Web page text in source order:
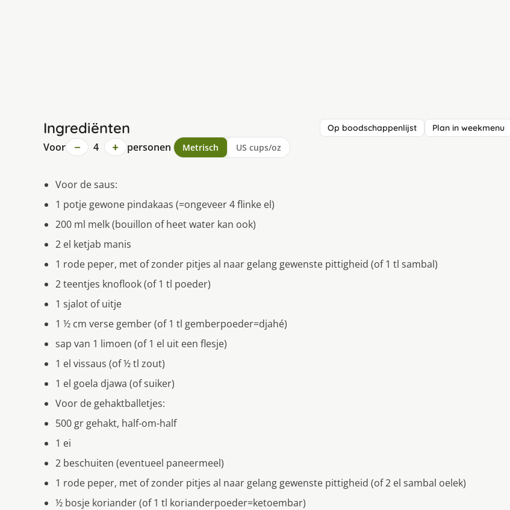
Ingrediënten Op boodschappenlijst Plan in weekmenu
Voor − 4 + personen Metrisch US cups/oz
Voor de saus:
1 potje gewone pindakaas (=ongeveer 4 flinke el)
200 ml melk (bouillon of heet water kan ook)
2 el ketjab manis
1 rode peper, met of zonder pitjes al naar gelang gewenste pittigheid (of 1 tl sambal)
2 teentjes knoflook (of 1 tl poeder)
1 sjalot of uitje
1 ½ cm verse gember (of 1 tl gemberpoeder=djahé)
sap van 1 limoen (of 1 el uit een flesje)
1 el vissaus (of ½ tl zout)
1 el goela djawa (of suiker)
Voor de gehaktballetjes:
500 gr gehakt, half-om-half
1 ei
2 beschuiten (eventueel paneermeel)
1 rode peper, met of zonder pitjes al naar gelang gewenste pittigheid (of 2 el sambal oelek)
½ bosje koriander (of 1 tl korianderpoeder=ketoembar)